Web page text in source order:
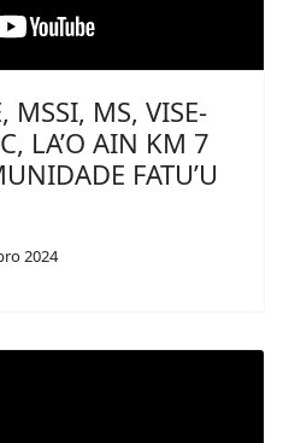
MS, VISE-
LA’O AIN KM 7
FATU’U
2024